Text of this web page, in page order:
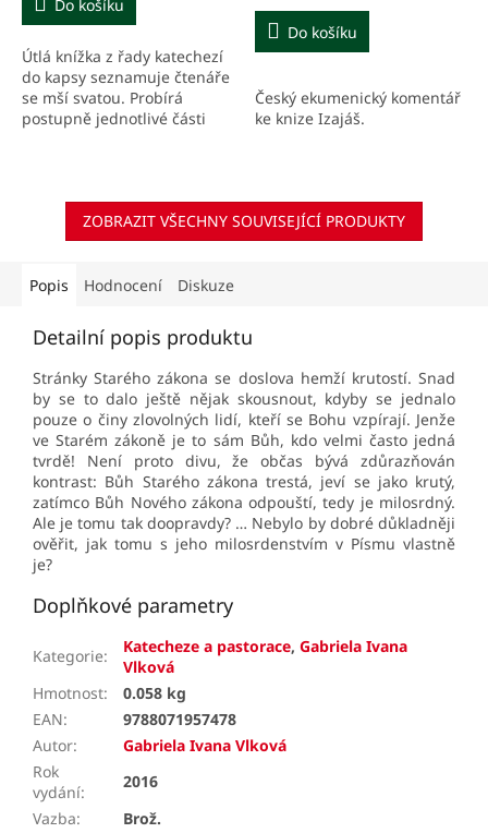
Do košíku
Útlá knížka z řady katechezí
do kapsy seznamuje čtenáře
se mší svatou. Probírá
postupně jednotlivé části
Do košíku
Český ekumenický komentář
ke knize Izajáš.
ZOBRAZIT VŠECHNY SOUVISEJÍCÍ PRODUKTY
Popis Hodnocení Diskuze
Detailní popis produktu
Stránky Starého zákona se doslova hemží krutostí. Snad
by se to dalo ještě nějak skousnout, kdyby se jednalo
pouze o činy zlovolných lidí, kteří se Bohu vzpírají. Jenže
ve Starém zákoně je to sám Bůh, kdo velmi často jedná
tvrdě! Není proto divu, že občas bývá zdůrazňován
kontrast: Bůh Starého zákona trestá, jeví se jako krutý,
zatímco Bůh Nového zákona odpouští, tedy je milosrdný.
Ale je tomu tak doopravdy? … Nebylo by dobré důkladněji
ověřit, jak tomu s jeho milosrdenstvím v Písmu vlastně
je?
Doplňkové parametry
Kategorie: Katecheze a pastorace, Gabriela Ivana
Vlková
Hmotnost:
0.058 kg
EAN:
9788071957478
Autor:
Gabriela Ivana Vlková
Rok
vydání:
2016
Vazba:
Brož.